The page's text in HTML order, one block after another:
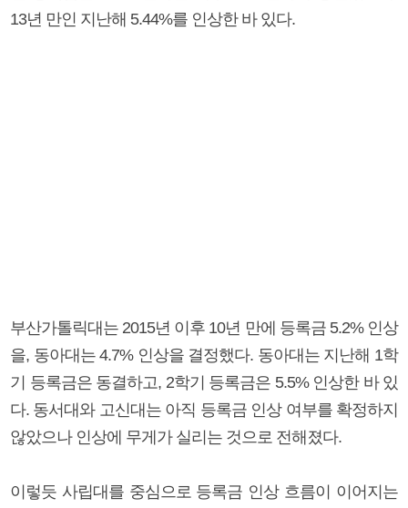
13년 만인 지난해 5.44%를 인상한 바 있다.
부산가톨릭대는 2015년 이후 10년 만에 등록금 5.2% 인상
을, 동아대는 4.7% 인상을 결정했다. 동아대는 지난해 1학
기 등록금은 동결하고, 2학기 등록금은 5.5% 인상한 바 있
다. 동서대와 고신대는 아직 등록금 인상 여부를 확정하지
않았으나 인상에 무게가 실리는 것으로 전해졌다.
이렇듯 사립대를 중심으로 등록금 인상 흐름이 이어지는